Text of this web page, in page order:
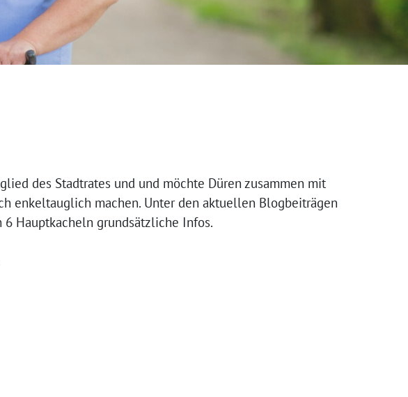
des Stadtrates und und möchte Düren zusammen mit
enkeltauglich machen. Unter den aktuellen Blogbeiträgen
6 Hauptkacheln grundsätzliche Infos.